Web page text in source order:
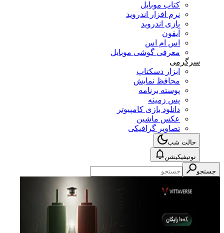
کتاب موبایل
نرم افزار اندروید
بازی اندروید
آیفون
اس ام اس
معرفی گوشی موبایل
سرگرمی
ابزار دسکتاپ
محافظ نمایش
پوسته برنامه
پس زمینه
دانلود بازی کامپیوتر
عکس ماشین
تصاویر گرافیکی
حالت شب
نوتیفیکیشن
جستجو